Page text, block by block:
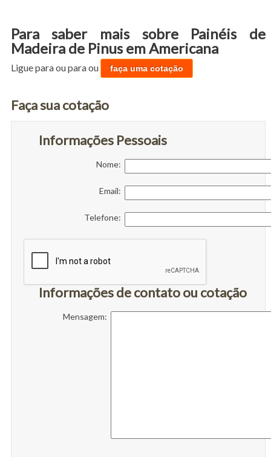
Para saber mais sobre Painéis de
Madeira de Pinus em Americana
Ligue paraou paraou faça uma cotação
Faça sua cotação
Informações Pessoais
Nome:
Email:
Telefone:
Informações de contato ou cotação
Mensagem: